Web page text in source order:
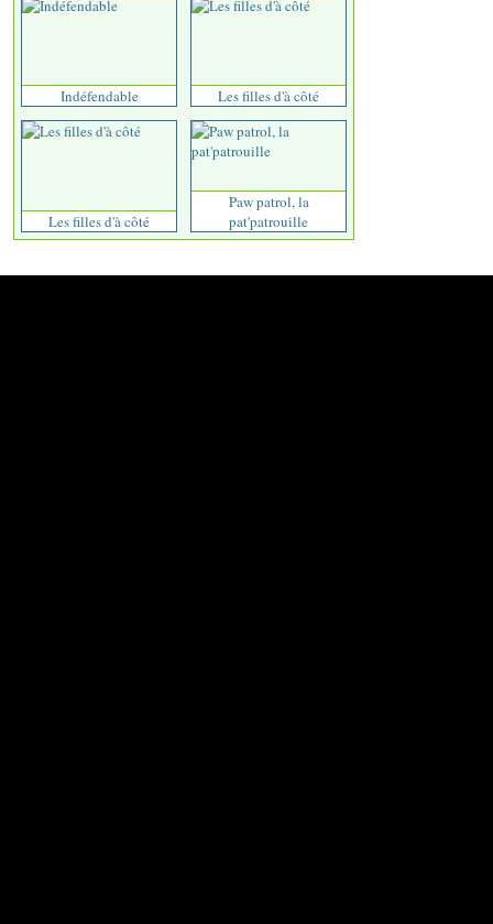
Indéfendable Les filles d'à côté
Les filles d'à côté
Paw patrol, la
pat'patrouille